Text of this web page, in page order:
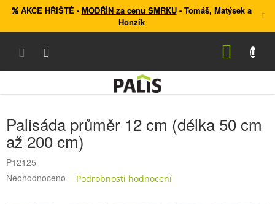
Přejít
obsah
AKCE HŘIŠTĚ- MODŘÍN za cenu SMRKU- Tomáš, Matýsek a
Honzík
Palisáda průměr 12 cm (délka 50 cm
až 200 cm)
P12125
Průměrné
Neohodnoceno Podrobnosti hodnocení